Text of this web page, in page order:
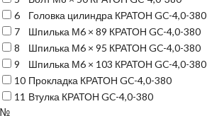
6
Головка цилиндра КРАТОН GC-4,0-380
7
Шпилька М6 × 89 КРАТОН GC-4,0-380
8
Шпилька М6 × 95 КРАТОН GC-4,0-380
9
Шпилька М6 × 103 КРАТОН GC-4,0-380
10 Прокладка КРАТОН GC-4,0-380
11 Втулка КРАТОН GC-4,0-380
№